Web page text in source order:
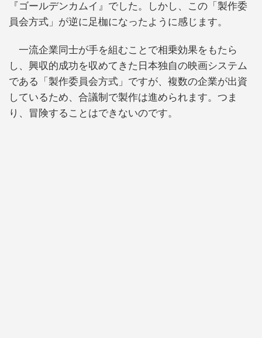
『ゴールデンカムイ』でした。しかし、この「製作委
員会方式」が逆に足枷になったように感じます。
一流企業同士が手を組むことで相乗効果をもたら
し、興収的成功を収めてきた日本独自の映画システム
である「製作委員会方式」ですが、複数の企業が出資
しているため、合議制で製作は進められます。つま
り、冒険することはできないのです。